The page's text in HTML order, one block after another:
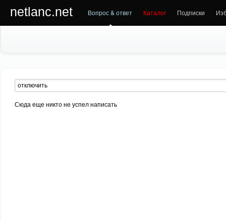
netlanc.net Вопрос & ответ Каталог Подписки
Сюда еще никто не успел написать